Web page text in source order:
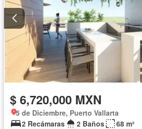
$ 6,720,000 MXN
5 de Diciembre, Puerto Vallarta
2 Recámaras
2 Baños
68 m²